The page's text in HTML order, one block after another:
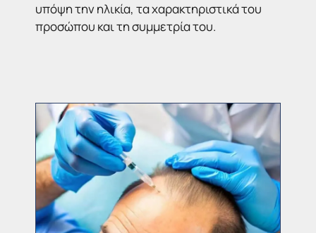
υπόψη την ηλικία, τα χαρακτηριστικά του
προσώπου και τη συμμετρία του.